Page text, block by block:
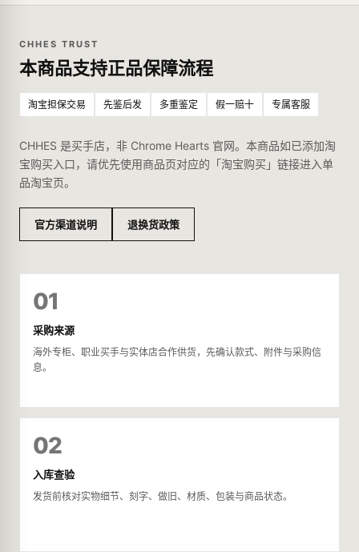
CHHES TRUST
本商品支持正品保障流程
淘宝担保交易 先鉴后发 多重鉴定 假一赔十 专属客服
CHHES 是买手店，非 Chrome Hearts 官网。本商品如已添加淘
宝购买入口，请优先使用商品页对应的「淘宝购买」链接进入单
品淘宝页。
官方渠道说明 退换货政策
01
采购来源
海外专柜、职业买手与实体店合作供货，先确认款式、附件与采购信
息。
02
入库查验
发货前核对实物细节、刻字、做旧、材质、包装与商品状态。